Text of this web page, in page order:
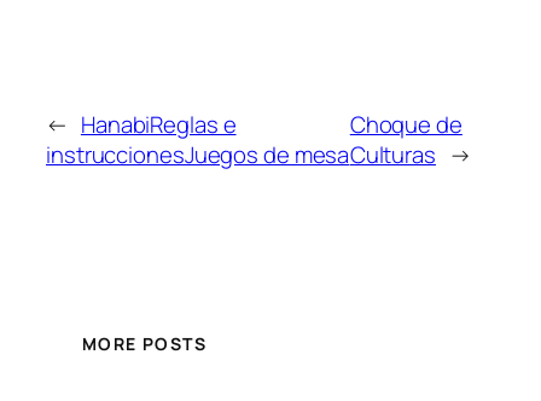
← HanabiReglas e
instruccionesJuegos de mesa
Choque de
Culturas →
MORE POSTS